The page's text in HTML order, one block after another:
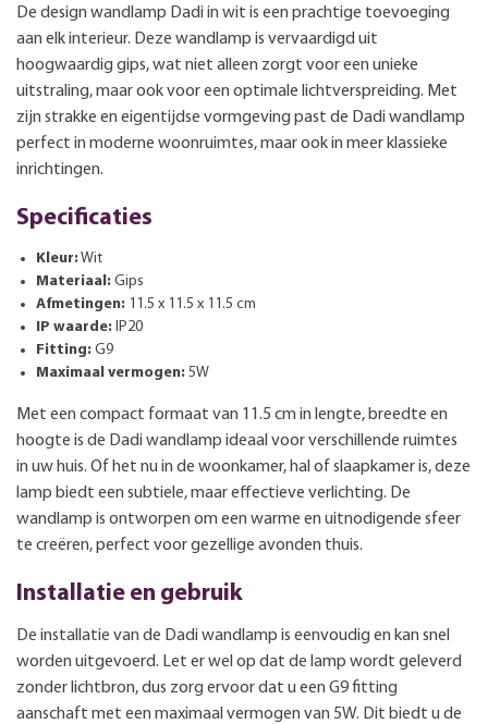
De design wandlamp Dadi in wit is een prachtige toevoeging
aan elk interieur. Deze wandlamp is vervaardigd uit
hoogwaardig gips, wat niet alleen zorgt voor een unieke
uitstraling, maar ook voor een optimale lichtverspreiding. Met
zijn strakke en eigentijdse vormgeving past de Dadi wandlamp
perfect in moderne woonruimtes, maar ook in meer klassieke
inrichtingen.
Specificaties
Kleur:Wit
Materiaal: Gips
Afmetingen: 11.5 x 11.5 x 11.5 cm
IP waarde: IP20
Fitting: G9
Maximaal vermogen: 5W
Met een compact formaat van 11.5 cm in lengte, breedte en
hoogte is de Dadi wandlamp ideaal voor verschillende ruimtes
in uw huis. Of het nu in de woonkamer, hal of slaapkamer is, deze
lamp biedt een subtiele, maar effectieve verlichting. De
wandlamp is ontworpen om een warme en uitnodigende sfeer
te creëren, perfect voor gezellige avonden thuis.
Installatie en gebruik
De installatie van de Dadi wandlamp is eenvoudig en kan snel
worden uitgevoerd. Let er wel op dat de lamp wordt geleverd
zonder lichtbron, dus zorg ervoor dat u een G9 fitting
aanschaft met een maximaal vermogen van 5W. Dit biedt u de